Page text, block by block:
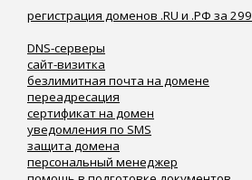
регистрация доменов .RU и .РФ за
DNS-серверы
сайт-визитка
безлимитная почта на домене
переадресация
сертификат на домен
уведомления по SMS
защита домена
персональный менеджер